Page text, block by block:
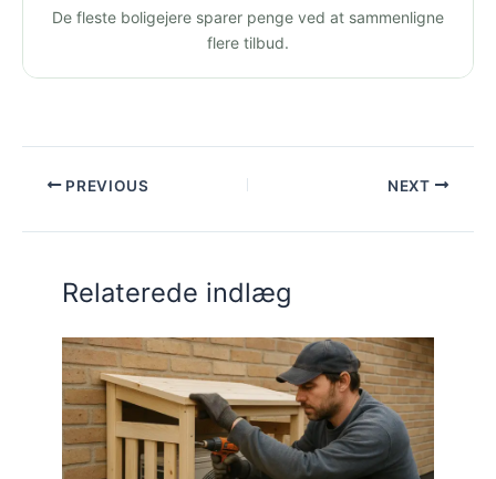
De fleste boligejere sparer penge ved at sammenligne
flere tilbud.
PREVIOUS NEXT
Relaterede indlæg